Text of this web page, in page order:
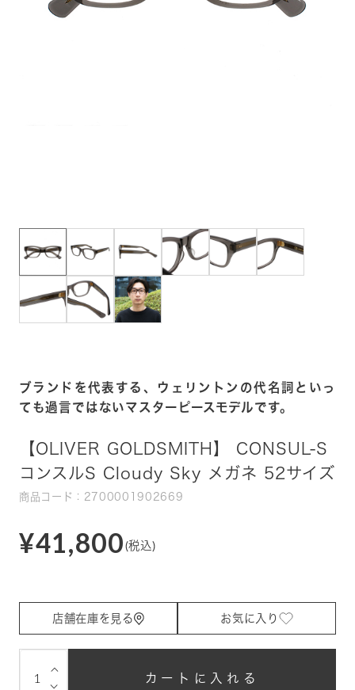
ブランドを代表する、ウェリントンの代名詞といっ
ても過言ではないマスターピースモデルです。
【OLIVER GOLDSMITH】 CONSUL-S
コンスルS Cloudy Sky メガネ 52サイズ
商品コード：2700001902669
¥41,800 (税込)
店舗在庫を見る お気に入り
⌵
⌵ カートに入れる